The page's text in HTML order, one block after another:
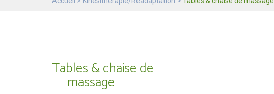
Tables & chaise de
massage